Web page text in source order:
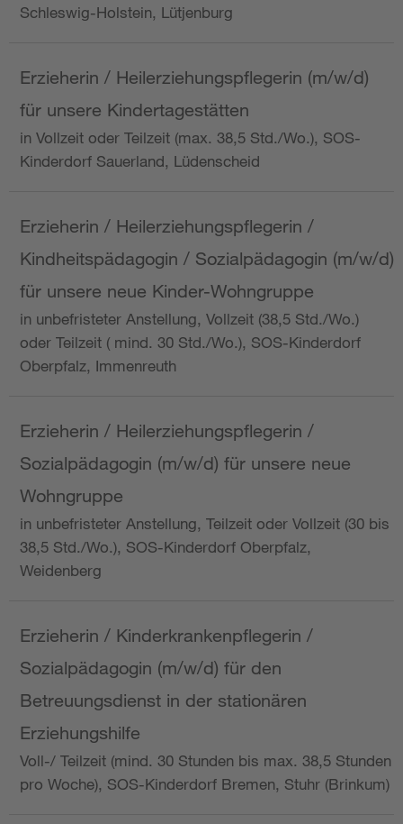
Schleswig-Holstein, Lütjenburg
Erzieherin / Heilerziehungspflegerin (m/w/d)
für unsere Kindertagestätten
in Vollzeit oder Teilzeit (max. 38,5 Std./Wo.), SOS-
Kinderdorf Sauerland, Lüdenscheid
Erzieherin / Heilerziehungspflegerin /
Kindheitspädagogin / Sozialpädagogin (m/w/d)
für unsere neue Kinder-Wohngruppe
in unbefristeter Anstellung, Vollzeit (38,5 Std./Wo.)
oder Teilzeit ( mind. 30 Std./Wo.), SOS-Kinderdorf
Oberpfalz, Immenreuth
Erzieherin / Heilerziehungspflegerin /
Sozialpädagogin (m/w/d) für unsere neue
Wohngruppe
in unbefristeter Anstellung, Teilzeit oder Vollzeit (30 bis
38,5 Std./Wo.), SOS-Kinderdorf Oberpfalz,
Weidenberg
Erzieherin / Kinderkrankenpflegerin /
Sozialpädagogin (m/w/d) für den
Betreuungsdienst in der stationären
Erziehungshilfe
Voll-/ Teilzeit (mind. 30 Stunden bis max. 38,5 Stunden
pro Woche), SOS-Kinderdorf Bremen, Stuhr (Brinkum)